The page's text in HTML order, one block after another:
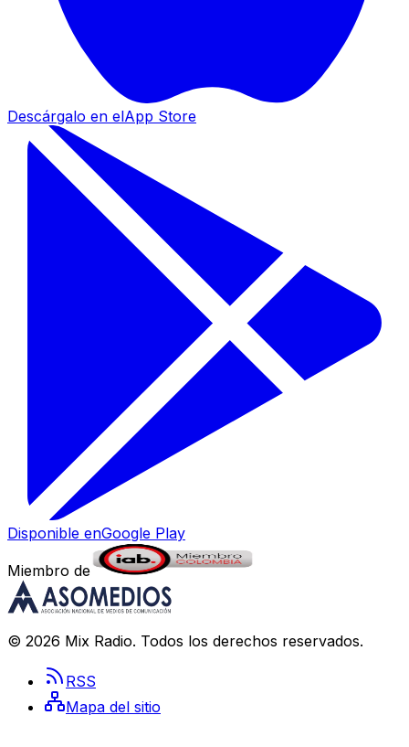
Descárgalo en elApp Store
Disponible enGoogle Play
Miembro de
© 2026 Mix Radio. Todos los derechos reservados.
RSS
Mapa del sitio